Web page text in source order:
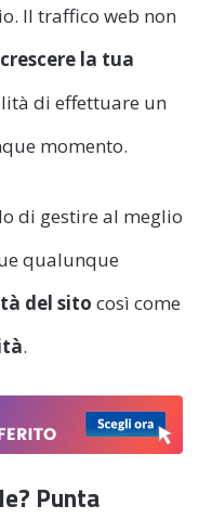
Il traffico web non
la tua
di effettuare un
momento.
di gestire al meglio
qualunque
del sito così come
.
Punta